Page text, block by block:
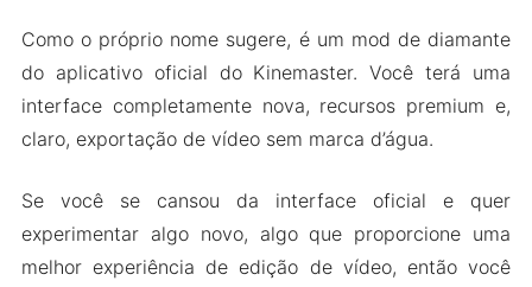
Como o próprio nome sugere, é um mod de diamante
do aplicativo oficial do Kinemaster. Você terá uma
interface completamente nova, recursos premium e,
claro, exportação de vídeo sem marca d’água.
Se você se cansou da interface oficial e quer
experimentar algo novo, algo que proporcione uma
melhor experiência de edição de vídeo, então você